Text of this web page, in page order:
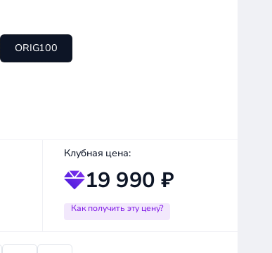
ORIG100
Клубная цена:
19 990 ₽
Как получить эту цену?